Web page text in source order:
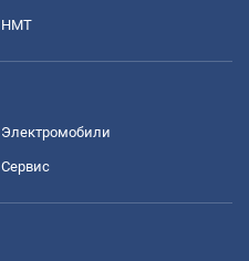
НМТ
Электромобили
Сервис